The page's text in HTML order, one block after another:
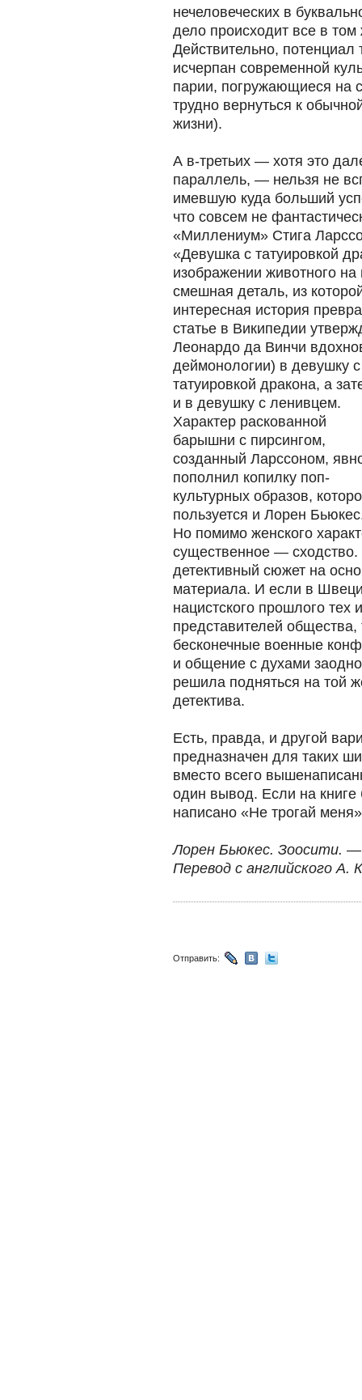
нечеловеческих в
дело происходит все в
Действительно,
исчерпан современной
парии, погружающиеся на
трудно вернуться к
жизни).
А в-третьих — хотя это
параллель, — нельзя не
имевшую куда больший
что совсем не
«Миллениум» Стига
«Девушка с татуировкой
изображении животного на
смешная деталь, из
интересная история
статье в Википедии
Леонардо да Винчи
деймонологии) в девушку с
татуировкой дракона, а
и в девушку с ленивцем.
Характер раскованной
барышни с пирсингом,
созданный Ларссоном,
пополнил копилку поп-
культурных образов,
пользуется и Лорен
Но помимо женского
существенное —
детективный сюжет на
материала. И если в
нацистского прошлого
представителей
бесконечные военные
и общение с духами
решила подняться на той
детектива.
Есть, правда, и другой
предназначен для таких
вместо всего
один вывод. Если на
написано «Не трогай
Лорен Бьюкес. Зоосити.
Перевод с английского А.
Отправить: